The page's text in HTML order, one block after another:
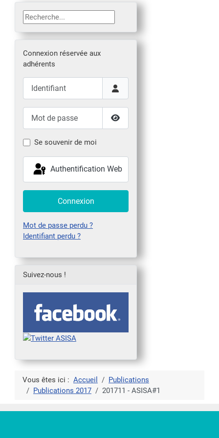
Rechercher
Connexion réservée aux
adhérents
Afficher le mot de passe
Se souvenir de moi
Authentification Web
Connexion
Mot de passe perdu ?
Identifiant perdu ?
Suivez-nous !
Vous êtes ici : Accueil
Publications
Publications 2017
201711 - ASISA#1